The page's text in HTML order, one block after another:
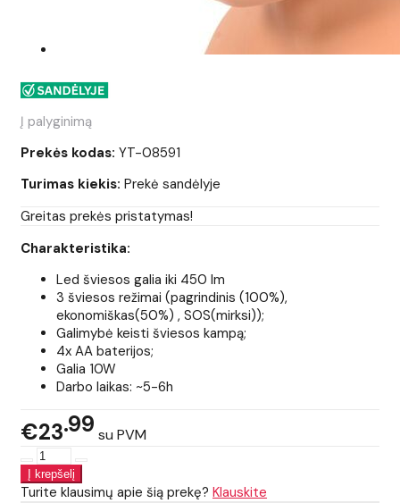
Į palyginimą
Prekės kodas: YT-08591
Turimas kiekis: Prekė sandėlyje
Greitas prekės pristatymas!
Charakteristika:
Led šviesos galia iki 450 lm
3 šviesos režimai (pagrindinis (100%),
ekonomiškas(50%) , SOS(mirksi));
Galimybė keisti šviesos kampą;
4x AA baterijos;
Galia 10W
Darbo laikas: ~5-6h
€23 99 su PVM
Turite klausimų apie šią prekę? Klauskite